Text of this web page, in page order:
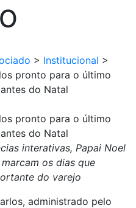
> Institucional >
pronto para o último
do Natal
pronto para o último
do Natal
interativas, Papai Noel
os dias que
do varejo
administrado pelo